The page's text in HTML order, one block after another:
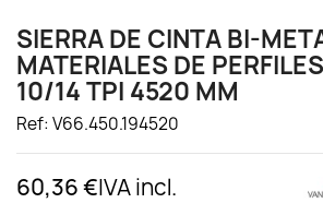
SIERRA DE CINTA BI-
MATERIALES DE
10/14 TPI 4520 MM
Ref: V66.450.194520
60,36 €IVA incl.